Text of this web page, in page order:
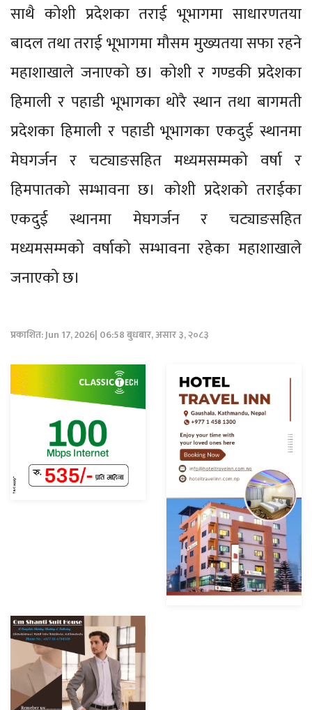
साथै कोशी प्रदेशका तराई भूभागमा साधारणतया
बादल तथा तराई भूभागमा मौसम मुख्यतया सफा रहने
महाशाखाले जनाएको छ। कोशी र गण्डकी प्रदेशका
हिमाली र पहाडी भूभागका थोरै स्थान तथा बागमती
प्रदेशका हिमाली र पहाडी भूभागका एकदुई स्थानमा
मेघगर्जन र चट्याङसहित मध्यमसम्मको वर्षा र
हिमपातको सम्भावना छ। कोशी प्रदेशको तराईका
एकदुई स्थानमा मेघगर्जन र चट्याङसहित
मध्यमसम्मको वर्षाको सम्भावना रहेका महाशाखाले
जनाएको छ।
प्रकाशित: Jun 17, 2026| 06:58 बुधबार, असार ३, २०८३